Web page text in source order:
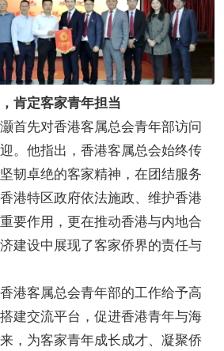
肯定客家青年担当
先对香港客属总会青年部访问
。他指出，香港客属总会始终传
韧卓绝的客家精神，在团结服务
港特区政府依法施政、维护香港
要作用，更在推动香港与内地合
建设中展现了客家侨界的责任与
客属总会青年部的工作给予高
建交流平台，促进香港青年与海
，为客家青年成长成才、凝聚侨